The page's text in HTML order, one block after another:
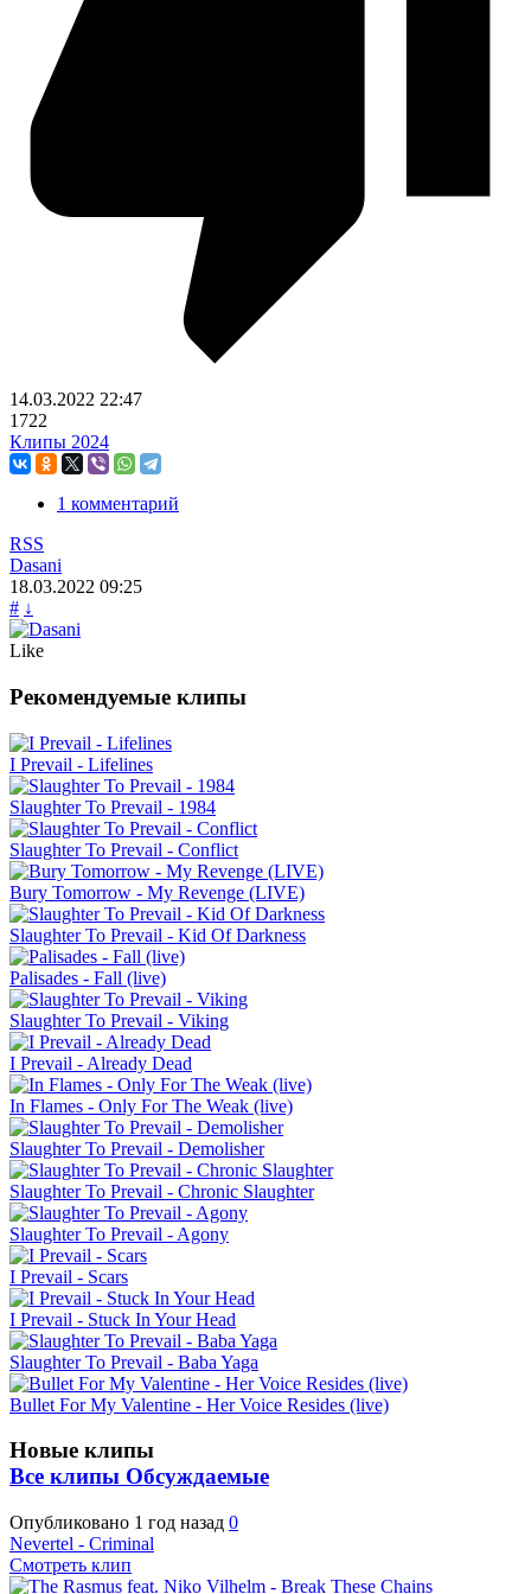
14.03.2022 22:47
1722
Клипы 2024
1 комментарий
RSS
Dasani
18.03.2022 09:25
# ↓
Like
Рекомендуемые клипы
I Prevail - Lifelines
Slaughter To Prevail - 1984
Slaughter To Prevail - Conflict
Bury Tomorrow - My Revenge (LIVE)
Slaughter To Prevail - Kid Of Darkness
Palisades - Fall (live)
Slaughter To Prevail - Viking
I Prevail - Already Dead
In Flames - Only For The Weak (live)
Slaughter To Prevail - Demolisher
Slaughter To Prevail - Chronic Slaughter
Slaughter To Prevail - Agony
I Prevail - Scars
I Prevail - Stuck In Your Head
Slaughter To Prevail - Baba Yaga
Bullet For My Valentine - Her Voice Resides (live)
Новые клипы
Все клипы Обсуждаемые
Опубликовано 1 год назад 0
Nevertel - Criminal
Смотреть клип